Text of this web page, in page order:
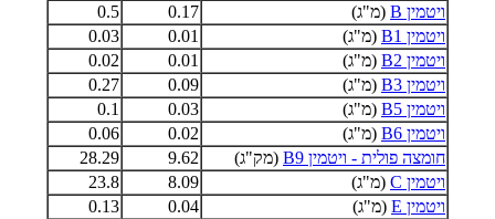
ויטמין B
(מ"ג) 0.17
0.5
ויטמין B1
(מ"ג) 0.01
0.03
ויטמין B2
(מ"ג) 0.01
0.02
ויטמין B3
(מ"ג) 0.09
0.27
ויטמין B5
(מ"ג) 0.03
0.1
ויטמין B6
(מ"ג) 0.02
0.06
חומצה פולית - ויטמין B9
(מק"ג) 9.62
28.29
ויטמין C
(מ"ג) 8.09
23.8
ויטמין E
(מ"ג) 0.04
0.13